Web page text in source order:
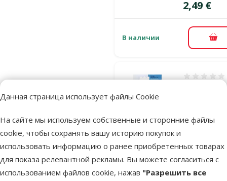
Данная страница использует файлы Cookie
На сайте мы используем собственные и сторонние файлы
cookie, чтобы сохранять вашу историю покупок и
использовать информацию о ранее приобретенных товарах
для показа релевантной рекламы. Вы можете согласиться с
использованием файлов cookie, нажав "Разрешить все
Цена
2,49 €
В наличии В
фильтра –
Оценка 0%
Цена
3,99 €